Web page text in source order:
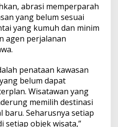
abrasi memperparah
yang belum sesuai
yang kumuh dan minim
agen perjalanan
penataan kawasan
belum dapat
Wisatawan yang
memilih destinasi
baru. Seharusnya setiap
setiap objek wisata,”